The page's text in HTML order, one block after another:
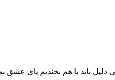
دلیل باید با هم بخندیم پای عشق